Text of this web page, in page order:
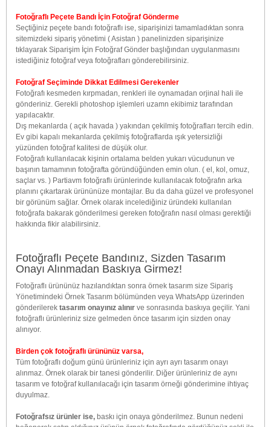
Fotoğraflı Peçete Bandı İçin Fotoğraf Gönderme
Seçtiğiniz peçete bandı fotoğraflı ise, siparişinizi tamamladıktan sonra
sitemizdeki sipariş yönetimi ( Asistan ) panelinizden siparişinize
tıklayarak Siparişim İçin Fotoğraf Gönder başlığından uygulanmasını
istediğiniz fotoğraf veya fotoğrafları gönderebilirsiniz.
Fotoğraf Seçiminde Dikkat Edilmesi Gerekenler
Fotoğrafı kesmeden kırpmadan, renkleri ile oynamadan orjinal hali ile
gönderiniz. Gerekli photoshop işlemleri uzamn ekibimiz tarafından
yapılacaktır.
Dış mekanlarda ( açık havada ) yakından çekilmiş fotoğrafları tercih edin.
Ev gibi kapalı mekanlarda çekilmiş fotoğraflarda ışık yetersizliği
yüzünden fotoğraf kalitesi de düşük olur.
Fotoğrafı kullanılacak kişinin ortalama belden yukarı vücudunun ve
başının tamamının fotoğrafta göründüğünden emin olun. ( el, kol, omuz,
saçlar vs. ) Partiavm fotoğraflı ürünlerinde kullanılacak fotoğrafın arka
planını çıkartarak ürününüze montajlar. Bu da daha güzel ve profesyonel
bir görünüm sağlar. Örnek olarak incelediğiniz üründeki kullanılan
fotoğrafa bakarak gönderilmesi gereken fotoğrafın nasıl olması gerektiği
hakkında fikir alabilirsiniz.
Fotoğraflı Peçete Bandınız, Sizden Tasarım
Onayı Alınmadan Baskıya Girmez!
Fotoğraflı ürününüz hazılandıktan sonra örnek tasarım size Sipariş
Yönetimindeki Örnek Tasarım bölümünden veya WhatsApp üzerinden
gönderilerek tasarım onayınız alınır ve sonrasında baskıya geçilir. Yani
fotoğraflı ürünleriniz size gelmeden önce tasarım için sizden onay
alınıyor.
Birden çok fotoğraflı ürününüz varsa,
Tüm fotoğraflı doğum günü ürünleriniz için ayrı ayrı tasarım onayı
alınmaz. Örnek olarak bir tanesi gönderilir. Diğer ürünleriniz de aynı
tasarım ve fotoğraf kullanılacağı için tasarım örneği gönderimine ihtiyaç
duyulmaz.
Fotoğrafsız ürünler ise, baskı için onaya gönderilmez. Bunun nedeni